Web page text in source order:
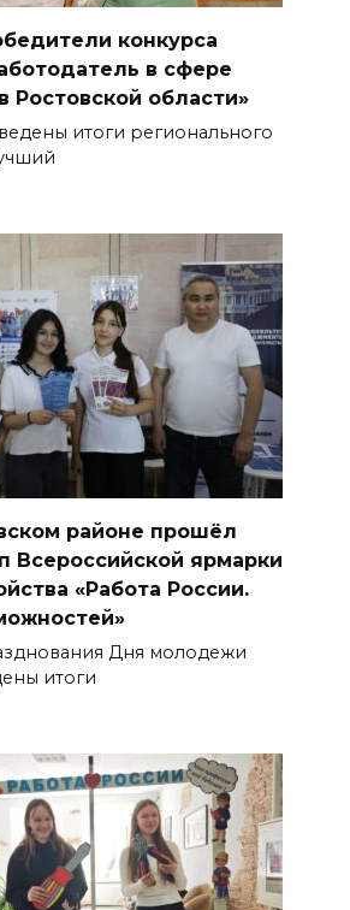
конкурса
в сфере
Ростовской области»
итоги регионального
районе прошёл
Всероссийской ярмарки
«Работа России.
Дня молодежи
итоги